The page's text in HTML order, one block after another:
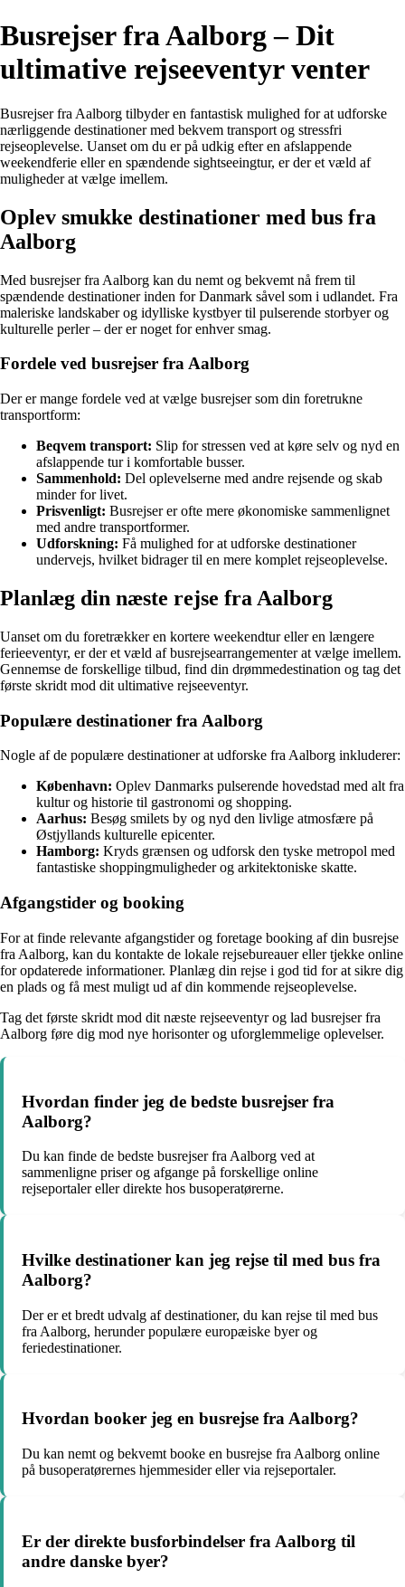
Busrejser fra Aalborg – Dit
ultimative rejseeventyr venter
Busrejser fra Aalborg tilbyder en fantastisk mulighed for at udforske
nærliggende destinationer med bekvem transport og stressfri
rejseoplevelse. Uanset om du er på udkig efter en afslappende
weekendferie eller en spændende sightseeingtur, er der et væld af
muligheder at vælge imellem.
Oplev smukke destinationer med bus fra
Aalborg
Med busrejser fra Aalborg kan du nemt og bekvemt nå frem til
spændende destinationer inden for Danmark såvel som i udlandet. Fra
maleriske landskaber og idylliske kystbyer til pulserende storbyer og
kulturelle perler – der er noget for enhver smag.
Fordele ved busrejser fra Aalborg
Der er mange fordele ved at vælge busrejser som din foretrukne
transportform:
Beqvem transport: Slip for stressen ved at køre selv og nyd en
afslappende tur i komfortable busser.
Sammenhold: Del oplevelserne med andre rejsende og skab
minder for livet.
Prisvenligt: Busrejser er ofte mere økonomiske sammenlignet
med andre transportformer.
Udforskning: Få mulighed for at udforske destinationer
undervejs, hvilket bidrager til en mere komplet rejseoplevelse.
Planlæg din næste rejse fra Aalborg
Uanset om du foretrækker en kortere weekendtur eller en længere
ferieeventyr, er der et væld af busrejsearrangementer at vælge imellem.
Gennemse de forskellige tilbud, find din drømmedestination og tag det
første skridt mod dit ultimative rejseeventyr.
Populære destinationer fra Aalborg
Nogle af de populære destinationer at udforske fra Aalborg inkluderer:
København: Oplev Danmarks pulserende hovedstad med alt fra
kultur og historie til gastronomi og shopping.
Aarhus: Besøg smilets by og nyd den livlige atmosfære på
Østjyllands kulturelle epicenter.
Hamborg: Kryds grænsen og udforsk den tyske metropol med
fantastiske shoppingmuligheder og arkitektoniske skatte.
Afgangstider og booking
For at finde relevante afgangstider og foretage booking af din busrejse
fra Aalborg, kan du kontakte de lokale rejsebureauer eller tjekke online
for opdaterede informationer. Planlæg din rejse i god tid for at sikre dig
en plads og få mest muligt ud af din kommende rejseoplevelse.
Tag det første skridt mod dit næste rejseeventyr og lad busrejser fra
Aalborg føre dig mod nye horisonter og uforglemmelige oplevelser.
Hvordan finder jeg de bedste busrejser fra
Aalborg?
Du kan finde de bedste busrejser fra Aalborg ved at
sammenligne priser og afgange på forskellige online
rejseportaler eller direkte hos busoperatørerne.
Hvilke destinationer kan jeg rejse til med bus fra
Aalborg?
Der er et bredt udvalg af destinationer, du kan rejse til med bus
fra Aalborg, herunder populære europæiske byer og
feriedestinationer.
Hvordan booker jeg en busrejse fra Aalborg?
Du kan nemt og bekvemt booke en busrejse fra Aalborg online
på busoperatørernes hjemmesider eller via rejseportaler.
Er der direkte busforbindelser fra Aalborg til
andre danske byer?